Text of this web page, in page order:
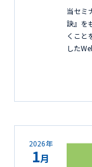
当セミ
訣』を
くこと
した
2026年
1月